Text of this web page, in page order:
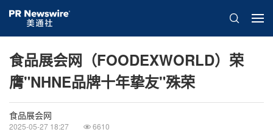
食品展会网（FOODEXWORLD）荣
膺"NHNE品牌十年挚友"殊荣
食品展会网
2025-05-27 18:27 6610